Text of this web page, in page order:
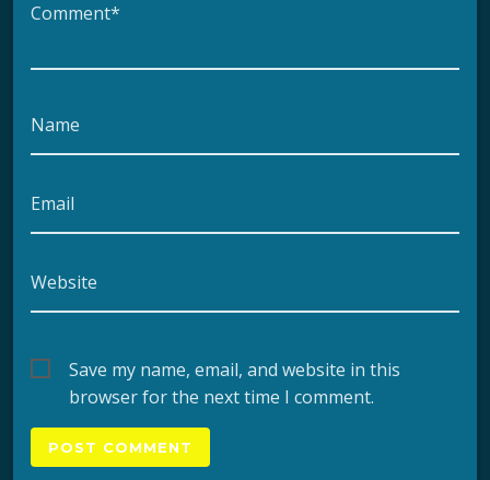
Comment*
Name
Email
Website
Save my name, email, and website in this
browser for the next time I comment.